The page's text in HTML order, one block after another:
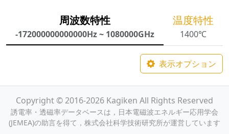
周波数特性
-172000000000000Hz ~ 1080000GHz
温度特性
1400℃
表示オプション
Copyright © 2016-2026 Kagiken All Rights Reserved
誘電率・透磁率データベースは，日本電磁波エネルギー応用学会
(JEMEA)の助言を得て，株式会社科学技術研究所が運営しています